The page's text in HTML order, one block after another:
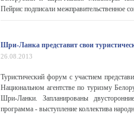
Пейрис подписали межправительственное
Шри-Ланка представит свои
26.08.2013
Туристический форум с участием
Национальном агентстве по туризму
Шри-Ланки. Запланированы
программа - выступление коллектива